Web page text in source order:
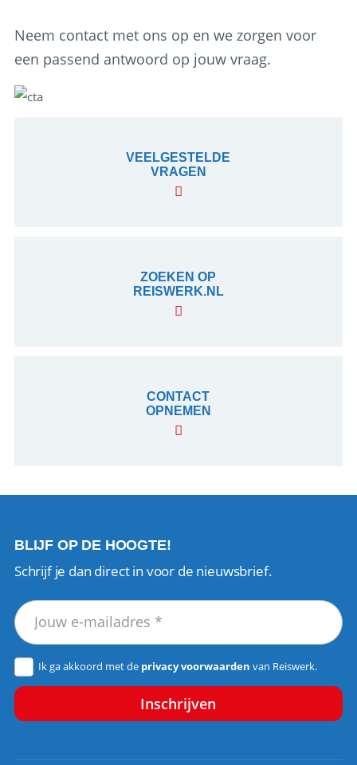
Neem contact met ons op en we zorgen voor
een passend antwoord op jouw vraag.
VEELGESTELDE
VRAGEN
ZOEKEN OP
REISWERK.NL
CONTACT
OPNEMEN
BLIJF OP DE HOOGTE!
Schrijf je dan direct in voor de nieuwsbrief.
Ik ga akkoord met de privacy voorwaarden van Reiswerk.